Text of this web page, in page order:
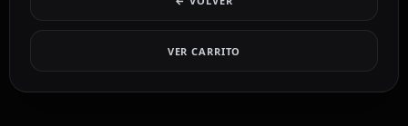
VER CARRITO